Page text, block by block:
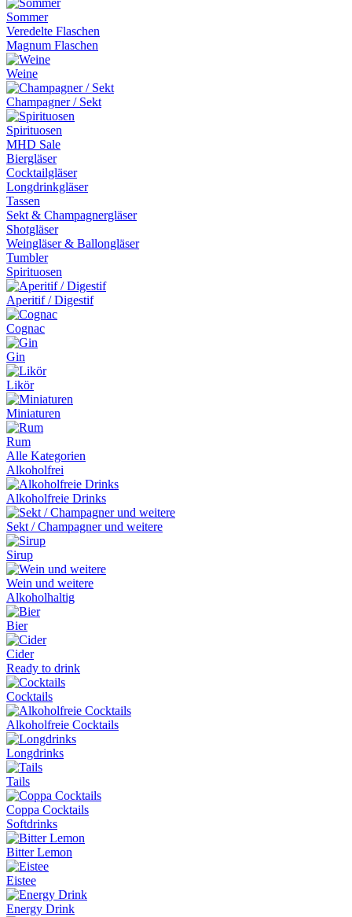
Sommer
Veredelte Flaschen
Magnum Flaschen
Weine
Champagner / Sekt
Spirituosen
MHD Sale
Biergläser
Cocktailgläser
Longdrinkgläser
Tassen
Sekt & Champagnergläser
Shotgläser
Weingläser & Ballongläser
Tumbler
Spirituosen
Aperitif / Digestif
Cognac
Gin
Likör
Miniaturen
Rum
Alle Kategorien
Alkoholfrei
Alkoholfreie Drinks
Sekt / Champagner und weitere
Sirup
Wein und weitere
Alkoholhaltig
Bier
Cider
Ready to drink
Cocktails
Alkoholfreie Cocktails
Longdrinks
Tails
Coppa Cocktails
Softdrinks
Bitter Lemon
Eistee
Energy Drink